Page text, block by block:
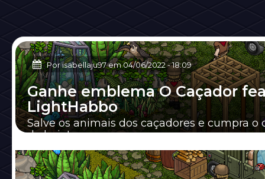
Por isabellaju97 em04/06/2022-18:09
Ganhe emblema O Caçador
LightHabbo
Salve os animais dos caçadores e cumpra o
de hoje!